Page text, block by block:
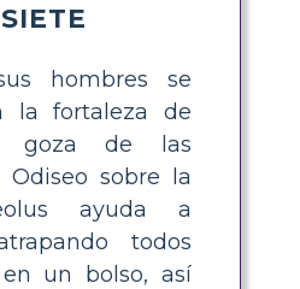
hombres se
la fortaleza de
goza de las
Odiseo sobre la
ayuda a
todos
un bolso, así